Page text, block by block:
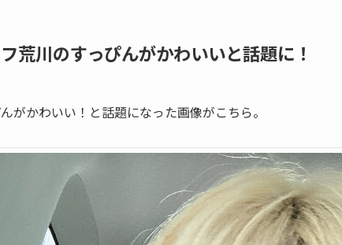
荒川のすっぴんがかわいいと話題に！
がかわいい！と話題になった画像がこちら。